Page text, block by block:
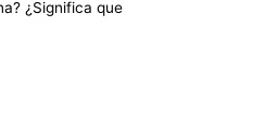
¿Significa que